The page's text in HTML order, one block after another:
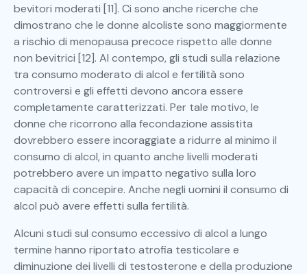
bevitori moderati [11]. Ci sono anche ricerche che
dimostrano che le donne alcoliste sono maggiormente
a rischio di menopausa precoce rispetto alle donne
non bevitrici [12]. Al contempo, gli studi sulla relazione
tra consumo moderato di alcol e fertilità sono
controversi e gli effetti devono ancora essere
completamente caratterizzati. Per tale motivo, le
donne che ricorrono alla fecondazione assistita
dovrebbero essere incoraggiate a ridurre al minimo il
consumo di alcol, in quanto anche livelli moderati
potrebbero avere un impatto negativo sulla loro
capacità di concepire. Anche negli uomini il consumo di
alcol può avere effetti sulla fertilità.
Alcuni studi sul consumo eccessivo di alcol a lungo
termine hanno riportato atrofia testicolare e
diminuzione dei livelli di testosterone e della produzione